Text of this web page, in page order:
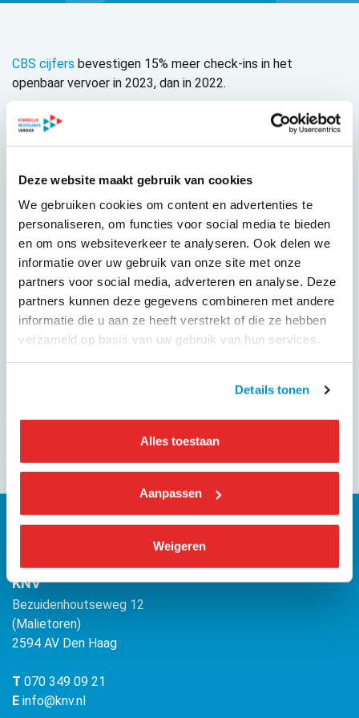
Deze website maakt gebruik van cookies
We gebruiken cookies om content en advertenties te
personaliseren, om functies voor social media te bieden
en om ons websiteverkeer te analyseren. Ook delen we
informatie over uw gebruik van onze site met onze
partners voor social media, adverteren en analyse. Deze
partners kunnen deze gegevens combineren met andere
informatie die u aan ze heeft verstrekt of die ze hebben
verzameld op basis van uw gebruik van hun services.
Details tonen
Alles toestaan
Aanpassen
Weigeren
CBS cijfers bevestigen 15% meer check-ins in het
openbaar vervoer in 2023, dan in 2022.
Gerrit Spijksma, voorzitter OV-NL, geeft
toelichting in BNR
Mobility.
‘Dit is een mooie stap in de goede richting. Maar
verwelkomen we graag nog veel meer reizigers in ons
openbaar vervoer. Dat is ook belangrijk in de
klimaatambities van ons land.’
Lees er meer over inhet rapport ‘Waarde van het OV’.
KNV
Bezuidenhoutseweg 12
(Malietoren)
2594 AV Den Haag
T 070 349 09 21
E info@knv.nl